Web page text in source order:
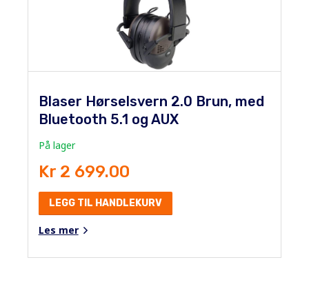
Blaser Hørselsvern 2.0 Brun, med
Bluetooth 5.1 og AUX
På lager
Kr 2 699.00
LEGG TIL HANDLEKURV
Les mer